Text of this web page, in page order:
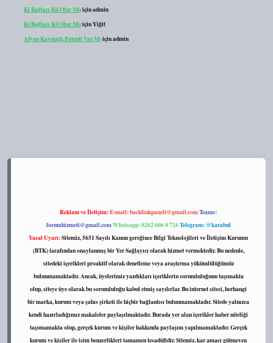
Ki Bağlacı Kü Olur Muiçinadmin
Ki Bağlacı Kü Olur MuiçinYiğit
Afyon Kaymağı Patenti Var Mı içinadmin
Reklam ve İletişim:E-mail:backlinkpaneli@gmail.comTeams:
forumhizmeti@gmail.comWhatsapp: 0262 606 0 726Telegram: @karabul
Yasal Uyarı:Sitemiz, 5651 Sayılı Kanun gereğince Bilgi Teknolojileri ve İletişim Kurumu
(BTK) tarafından onaylanmış bir Yer Sağlayıcı olarak hizmet vermektedir. Bu nedenle,
sitedeki içerikleri proaktif olarak denetleme veya araştırma yükümlülüğümüz
bulunmamaktadır. Ancak, üyelerimiz yazdıkları içeriklerin sorumluluğunu taşımakta
olup, siteye üye olarak bu sorumluluğu kabul etmiş sayılırlar. Bu internet sitesi, herhangi
bir marka, kurum veya şahıs şirketi ile hiçbir bağlantısı bulunmamaktadır. Sitede yalnızca
kendi hazırladığımız makaleler paylaşılmaktadır. Burada yer alan içerikler haber niteliği
taşımamakta olup, gerçek kurum ve kişiler hakkında paylaşım yapılmamaktadır. Gerçek
kurum ve kişiler ile isim benzerlikleri tamamen tesadüfidir. Sitemiz, kar amacı gütmeyen